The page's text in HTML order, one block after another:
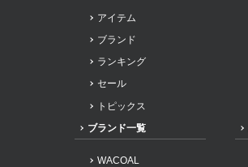
アイテム
ブランド
ランキング
セール
トピックス
ブランド一覧
WACOAL